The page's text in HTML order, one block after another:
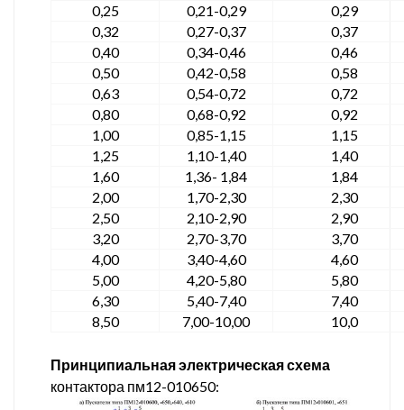
0,25
0,21-0,29
0,29
0,32
0,27-0,37
0,37
0,40
0,34-0,46
0,46
0,50
0,42-0,58
0,58
0,63
0,54-0,72
0,72
0,80
0,68-0,92
0,92
1,00
0,85-1,15
1,15
1,25
1,10-1,40
1,40
1,60
1,36- 1,84
1,84
2,00
1,70-2,30
2,30
2,50
2,10-2,90
2,90
3,20
2,70-3,70
3,70
4,00
3,40-4,60
4,60
5,00
4,20-5,80
5,80
6,30
5,40-7,40
7,40
8,50
7,00-10,00 10,0
Принципиальная электрическая схема
контактора пм12-010650: